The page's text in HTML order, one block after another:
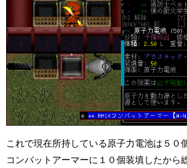
これで現在所持している原子力電池は５０
コンバットアーマーに１０個装填したから